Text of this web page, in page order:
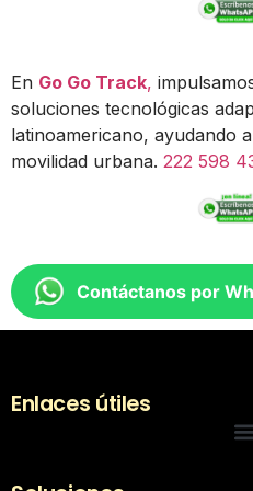
En Go Go Track,
soluciones tecnológicas
latinoamericano, ayudando
movilidad urbana. 222 598
Contáctanos por
Enlaces útiles